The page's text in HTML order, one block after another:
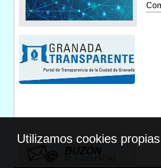
Utilizamos cookies